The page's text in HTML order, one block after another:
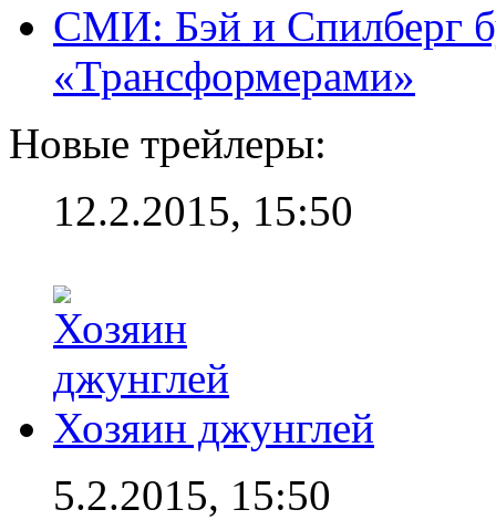
СМИ: Бэй и Спилберг
«Трансформерами»
Новые трейлеры:
12.2.2015, 15:50
Хозяин джунглей
5.2.2015, 15:50